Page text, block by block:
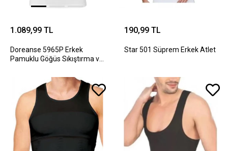
1.089,99 TL
Doreanse 5965P Erkek
Pamuklu Göğüs Sıkıştırma ve
190,99 TL
Star 501 Süprem Erkek Atlet